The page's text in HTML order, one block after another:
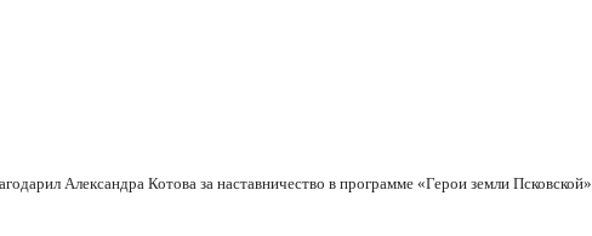
Александра Котова за наставничество в программе «Герои земли Псковской»